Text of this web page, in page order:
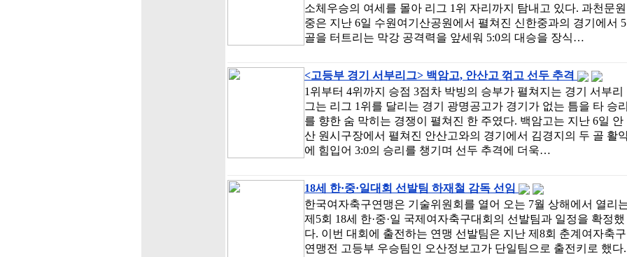
소체우승의 여세를 몰아 리그 1위 자리까지 탐내고 있다. 과천문원
중은 지난 6일 수원여기산공원에서 펼쳐진 신한중과의 경기에서 5
골을 터트리는 막강 공격력을 앞세워 5:0의 대승을 장식…
<고등부 경기 서부리그> 백암고, 안산고 꺾고 선두 추격
1위부터 4위까지 승점 3점차 박빙의 승부가 펼쳐지는 경기 서부리
그는 리그 1위를 달리는 경기 광명공고가 경기가 없는 틈을 타 승리
를 향한 숨 막히는 경쟁이 펼쳐진 한 주였다. 백암고는 지난 6일 안
산 원시구장에서 펼쳐진 안산고와의 경기에서 김경지의 두 골 활
에 힘입어 3:0의 승리를 챙기며 선두 추격에 더욱…
18세 한·중·일대회 선발팀 하재철 감독 선임
한국여자축구연맹은 기술위원회를 열어 오는 7월 상해에서 열리
제5회 18세 한·중·일 국제여자축구대회의 선발팀과 일정을 확정했
다. 이번 대회에 출전하는 연맹 선발팀은 지난 제8회 춘계여자축구
연맹전 고등부 우승팀인 오산정보고가 단일팀으로 출전키로 했다.